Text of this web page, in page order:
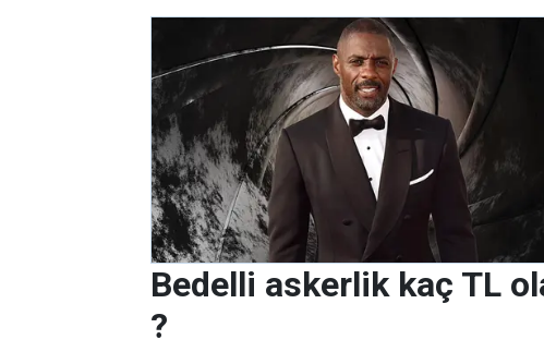
Bedelli askerlik kaç TL
?